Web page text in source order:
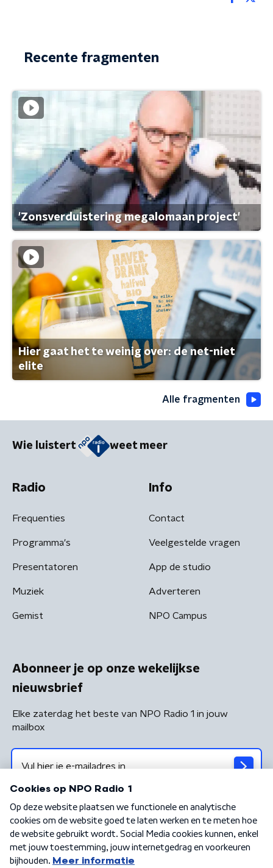
Recente fragmenten
'Zonsverduistering megalomaan project'
Hier gaat het te weinig over: de net-niet
elite
Alle fragmenten
Wie luistert weet meer
Radio
Frequenties
Programma's
Presentatoren
Muziek
Gemist
Info
Contact
Veelgestelde vragen
App de studio
Adverteren
NPO Campus
Abonneer je op onze wekelijkse
nieuwsbrief
Elke zaterdag het beste van NPO Radio 1 in jouw
mailbox
Algemene voorwaarden Privacybeleid